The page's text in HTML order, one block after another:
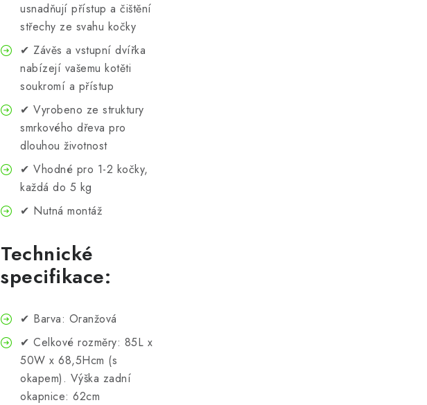
usnadňují přístup a čištění
střechy ze svahu kočky
✔ Závěs a vstupní dvířka
nabízejí vašemu kotěti
soukromí a přístup
✔ Vyrobeno ze struktury
smrkového dřeva pro
dlouhou životnost
✔ Vhodné pro 1-2 kočky,
každá do 5 kg
✔ Nutná montáž
Technické
specifikace:
✔ Barva: Oranžová
✔ Celkové rozměry: 85L x
50W x 68,5Hcm (s
okapem). Výška zadní
okapnice: 62cm